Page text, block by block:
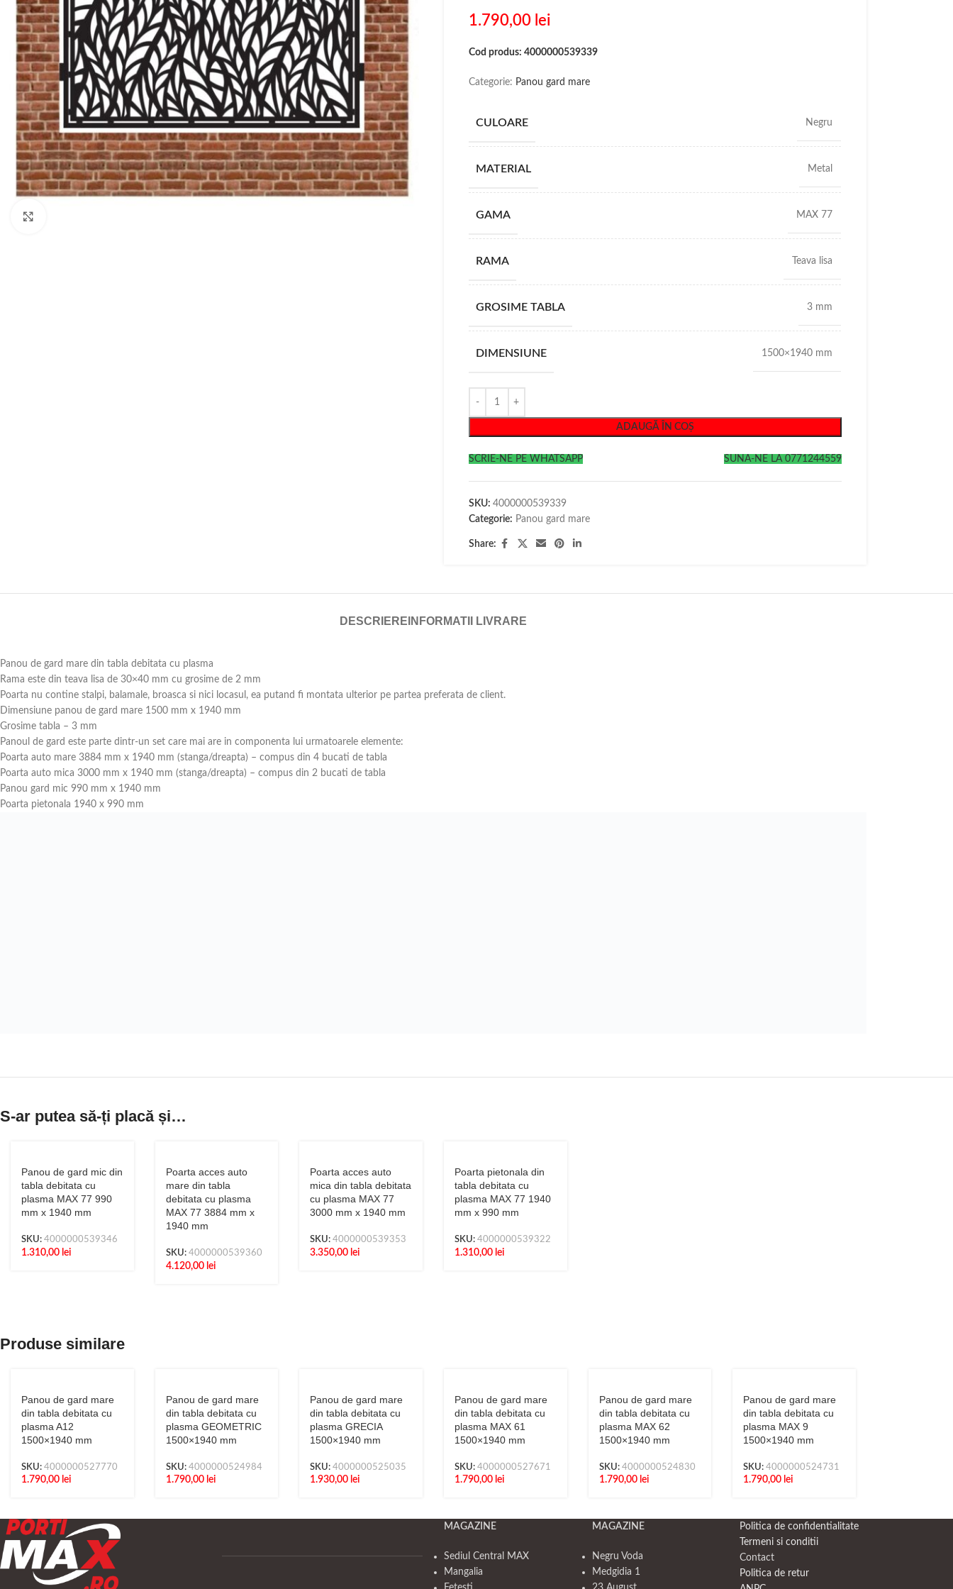
1.790,00 lei
Cod produs: 4000000539339
Categorie: Panou gard mare
CULOARE Negru
MATERIAL Metal
GAMA MAX 77
RAMA Teava lisa
GROSIME TABLA 3 mm
DIMENSIUNE 1500×1940 mm
ADAUGĂ ÎN COȘ
SCRIE-NE PE WHATSAPP SUNA-NE LA 0771244559
SKU: 4000000539339
Categorie: Panou gard mare
Share:
DESCRIERE INFORMATII LIVRARE
Panou de gard mare din tabla debitata cu plasma
Rama este din teava lisa de 30×40 mm cu grosime de 2 mm
Poarta nu contine stalpi, balamale, broasca si nici locasul, ea putand fi montata ulterior pe partea preferata de client.
Dimensiune panou de gard mare 1500 mm x 1940 mm
Grosime tabla – 3 mm
Panoul de gard este parte dintr-un set care mai are in componenta lui urmatoarele elemente:
Poarta auto mare 3884 mm x 1940 mm (stanga/dreapta) – compus din 4 bucati de tabla
Poarta auto mica 3000 mm x 1940 mm (stanga/dreapta) – compus din 2 bucati de tabla
Panou gard mic 990 mm x 1940 mm
Poarta pietonala 1940 x 990 mm
S-ar putea să-ți placă și…
Panou de gard mic din
tabla debitata cu
plasma MAX 77 990
mm x 1940 mm
SKU: 4000000539346
1.310,00 lei
Poarta acces auto
mare din tabla
debitata cu plasma
MAX 77 3884 mm x
1940 mm
SKU: 4000000539360
4.120,00 lei
Poarta acces auto
mica din tabla debitata
cu plasma MAX 77
3000 mm x 1940 mm
SKU:4000000539353
3.350,00 lei
Poarta pietonala din
tabla debitata cu
plasma MAX 77 1940
mm x 990 mm
SKU: 4000000539322
1.310,00 lei
Produse similare
Panou de gard mare
din tabla debitata cu
plasma A12
1500×1940 mm
SKU: 4000000527770
1.790,00 lei
Panou de gard mare
din tabla debitata cu
plasma GEOMETRIC
1500×1940 mm
SKU: 4000000524984
1.790,00 lei
Panou de gard mare
din tabla debitata cu
plasma GRECIA
1500×1940 mm
SKU:4000000525035
1.930,00 lei
Panou de gard mare
din tabla debitata cu
plasma MAX 61
1500×1940 mm
SKU: 4000000527671
1.790,00 lei
Panou de gard mare
din tabla debitata cu
plasma MAX 62
1500×1940 mm
SKU: 4000000524830
1.790,00 lei
Panou de gard mare
din tabla debitata cu
plasma MAX 9
1500×1940 mm
SKU:4000000524731
1.790,00 lei
MAGAZINE
Sediul Central MAX
Mangalia
MAGAZINE
Negru Voda
Medgidia 1
Politica de confidentialitate
Termeni si conditii
Contact
Politica de retur